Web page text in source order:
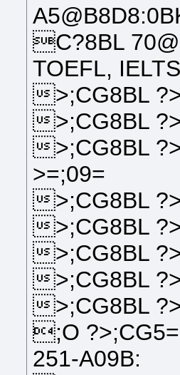
C?8BL
TOEFL,
>;CG8BL
>;CG8BL
>;CG8BL
>=;09=
>;CG8BL
>;CG8BL
>;CG8BL
>;CG8BL
>;CG8BL
;O
251-A09B: